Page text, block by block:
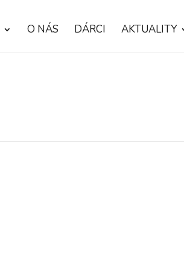
O NÁS DÁRCI AKTUALITY